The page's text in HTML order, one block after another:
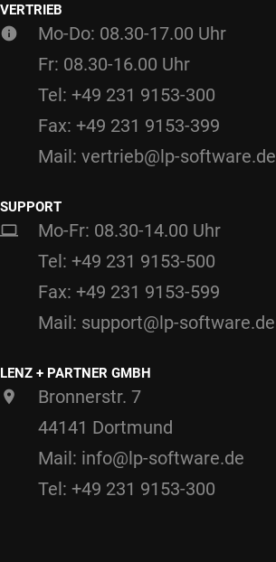
VERTRIEB
Mo-Do: 08.30-17.00 Uhr
Fr: 08.30-16.00 Uhr
Tel: +49 231 9153-300
Fax: +49 231 9153-399
Mail: vertrieb@lp-software.de
SUPPORT
Mo-Fr: 08.30-14.00 Uhr
Tel: +49 231 9153-500
Fax: +49 231 9153-599
Mail: support@lp-software.de
LENZ + PARTNER GMBH
Bronnerstr. 7
44141 Dortmund
Mail: info@lp-software.de
Tel: +49 231 9153-300